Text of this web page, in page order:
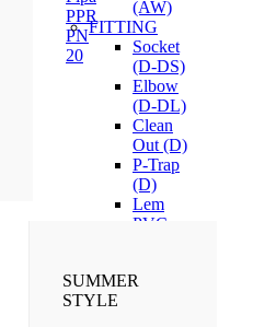
PPR
PN
20
(AW)
FITTING
Socket
(D-DS)
Elbow
(D-DL)
Clean
Out (D)
P-Trap
(D)
Lem
PVC
SUMMER
STYLE